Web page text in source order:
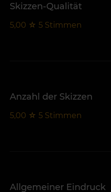
Skizzen-Qualität
5,00 ☆ 5 Stimmen
Anzahl der Skizzen
5,00 ☆ 5 Stimmen
Allgemeiner Eindruck